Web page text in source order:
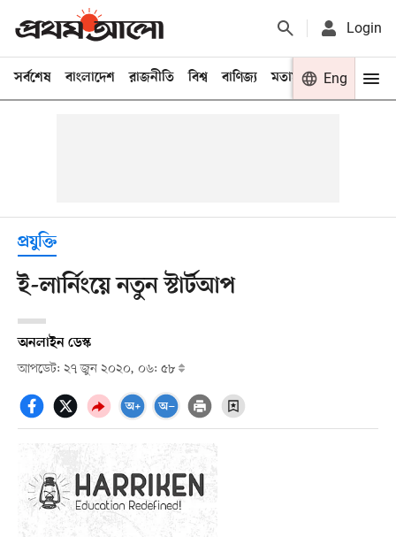
Login
সর্বশেষ বাংলাদেশ রাজনীতি বিশ্ব বাণিজ্য মতামত খেলা
Eng
প্রযুক্তি
ই-লার্নিংয়ে নতুন স্টার্টআপ
অনলাইন ডেস্ক
আপডেট: ২৭ জুন ২০২০, ০৬: ৫৮